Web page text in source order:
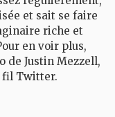
et sait se faire
riche et
en voir plus,
de Justin Mezzell,
fil Twitter.